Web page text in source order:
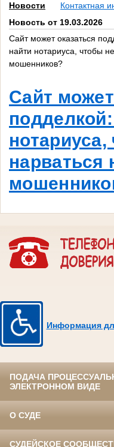
Новости
Контактная
Новость от 19.03.2026
Сайт может оказаться
найти нотариуса, чтобы
мошенников?
Сайт
нарваться
Информация
ПОДАЧА
ЭЛЕКТРОННОМ ВИДЕ
О СУДЕ
СУДЕЙСКОЕ